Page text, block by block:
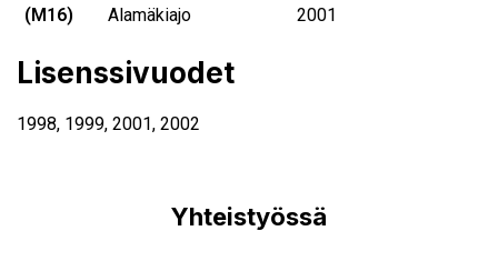
(M16) Alamäkiajo 2001
Lisenssivuodet
1998, 1999, 2001, 2002
Yhteistyössä